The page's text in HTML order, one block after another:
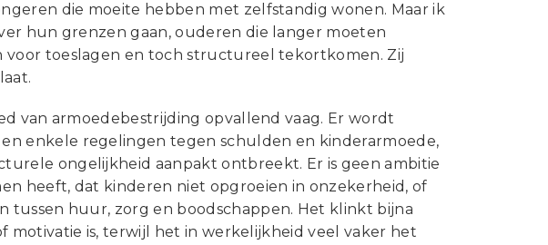
die moeite hebben met zelfstandig wonen. Maar ik
hun grenzen gaan, ouderen die langer moeten
toeslagen en toch structureel tekortkomen. Zij
van armoedebestrijding opvallend vaag. Er wordt
enkele regelingen tegen schulden en kinderarmoede,
ongelijkheid aanpakt ontbreekt. Er is geen ambitie
heeft, dat kinderen niet opgroeien in onzekerheid, of
tussen huur, zorg en boodschappen. Het klinkt bijna
motivatie is, terwijl het in werkelijkheid veel vaker het